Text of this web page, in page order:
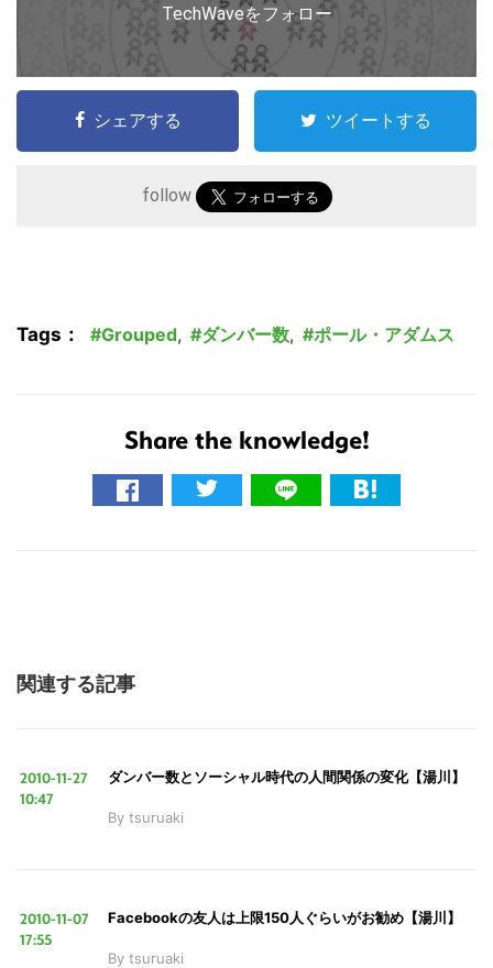
TechWaveをフォロー
シェアする ツイートする
follow
Tags： Grouped, ダンバー数, ポール・アダムス
Share the knowledge!
関連する記事
2010-11-27
10:47
ダンバー数とソーシャル時代の人間関係の変化【湯川】
By tsuruaki
2010-11-07
17:55
Facebookの友人は上限150人ぐらいがお勧め【湯川】
By tsuruaki